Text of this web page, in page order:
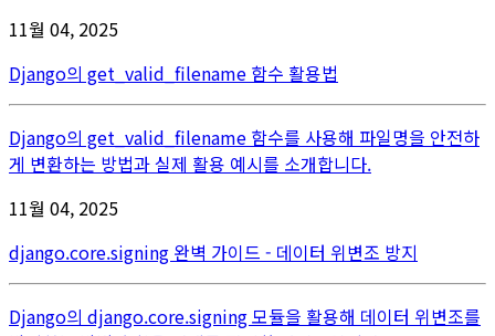
11월 04, 2025
Django의 get_valid_filename 함수 활용법
Django의 get_valid_filename 함수를 사용해 파일명을 안전하
게 변환하는 방법과 실제 활용 예시를 소개합니다.
11월 04, 2025
django.core.signing 완벽 가이드 - 데이터 위변조 방지
Django의 django.core.signing 모듈을 활용해 데이터 위변조를